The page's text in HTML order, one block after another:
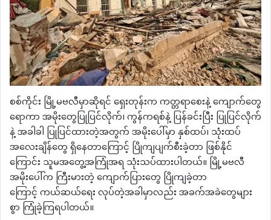
စစ်ကိုင်း မြို့မဗလီမှာဆိုရင် ရှေးတုန်းက ကတ္တရာစေးနဲ့ ကျောက်တွေ
ရောကာ အမိုးတွေပြုပြင်လိုက်၊ ကွန်ကရစ်နဲ့ ပြန်ခင်းပြီး ပြုပြင်လိုက်
နဲ့ အခါခါ ပြုပြင်ထားတဲ့အတွက် အမိုးပေါ်မှာ နှစ်ထပ်၊ သုံးထပ်
အလေးချိန်တွေ ရှိနေတာကြောင့် ပြိုကျပျက်စီးခဲ့တာ ဖြစ်နိုင်
ကြောင်း သူမအတွေ့အကြုံအရ သုံးသပ်ထားပါတယ်။ မြို့မဗလီ
အမိုးပေါ်က ကြီးမားတဲ့ ကျောက်ပြားတွေ ပြိုကျခဲ့တာ
ကြောင့် ကယ်ဆယ်ရေး လုပ်တဲ့အခါမှာလည်း အခက်အခဲတွေများ
စွာ ကြုံခဲ့ကြရပါတယ်။